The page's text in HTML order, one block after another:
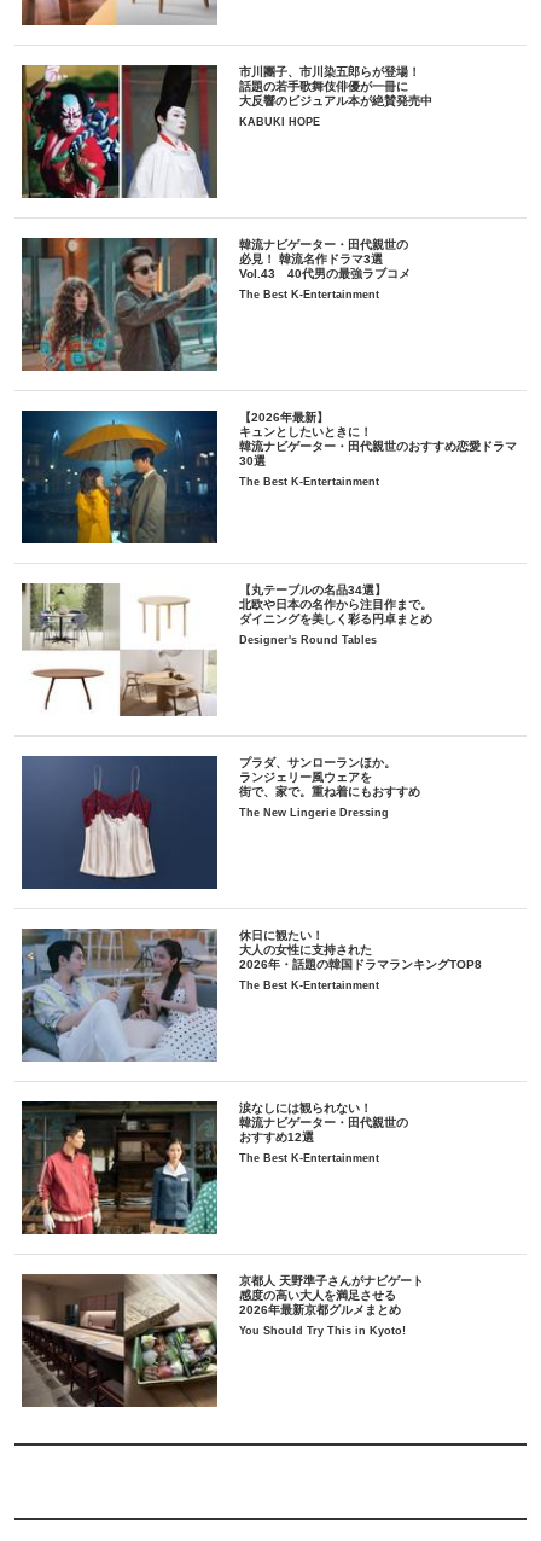
市川團子、市川染五郎らが登場！
話題の若手歌舞伎俳優が一冊に
大反響のビジュアル本が絶賛発売中
KABUKI HOPE
韓流ナビゲーター・田代親世の
必見！ 韓流名作ドラマ3選
Vol.43 40代男の最強ラブコメ
The Best K-Entertainment
【2026年最新】
キュンとしたいときに！
韓流ナビゲーター・田代親世のおすすめ恋愛ドラマ
30選
The Best K-Entertainment
【丸テーブルの名品34選】
北欧や日本の名作から注目作まで。
ダイニングを美しく彩る円卓まとめ
Designer's Round Tables
プラダ、サンローランほか。
ランジェリー風ウェアを
街で、家で。重ね着にもおすすめ
The New Lingerie Dressing
休日に観たい！
大人の女性に支持された
2026年・話題の韓国ドラマランキングTOP8
The Best K-Entertainment
涙なしには観られない！
韓流ナビゲーター・田代親世の
おすすめ12選
The Best K-Entertainment
京都人 天野準子さんがナビゲート
感度の高い大人を満足させる
2026年最新京都グルメまとめ
You Should Try This in Kyoto!